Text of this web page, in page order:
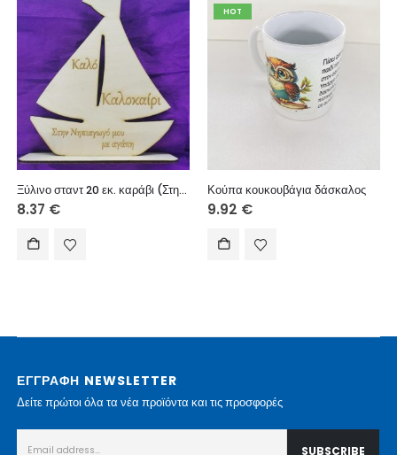
Ξύλινο σταντ 20 εκ. καράβι (Στην νηπιαγωγό μου με αγάπη)
8.37 €
HOT
Κούπα κουκουβάγια δάσκαλος
9.92 €
ΕΓΓΡΑΦΗ NEWSLETTER
Δείτε πρώτοι όλα τα νέα προϊόντα και τις προσφορές